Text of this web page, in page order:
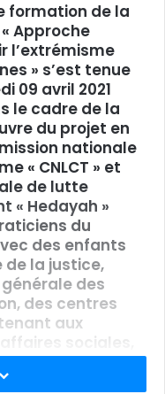
formation de la
Approche
l’extrémisme
» s’est tenue
09 avril 2021
le cadre de la
du projet en
nationale
« CNLCT » et
de lutte
« Hedayah »
du
des enfants
de la justice,
des
des centres
aux
sociales,
des
l’enfance du